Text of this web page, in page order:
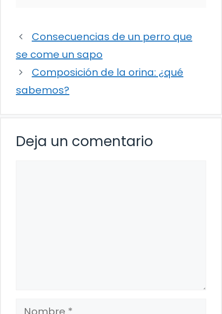
Consecuencias de un perro que
se come un sapo
Composición de la orina: ¿qué
sabemos?
Deja un comentario
Nombre